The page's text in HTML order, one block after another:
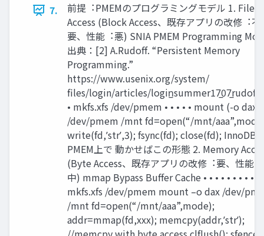
7.
前提︓PMEMのプログラミングモデル 1. File
Access (Block Access、既存アプリの改修︓不
要、性能︓悪) SNIA PMEM Programming
出典：[2] A.Rudoﬀ. “Persistent Memory
Programming.”
https://www.usenix.org/system/
ﬁles/login/articles/
• mkfs.xfs /dev/pmem • • • • • mount (-o dax)
/dev/pmem /mnt fd=open(“/mnt/
write(fd,ʼstrʼ,3); fsync(fd); close(fd); InnoDB
PMEM上で 動かせばこの形態 2. Memory
(Byte Access、既存アプリの改修︓要、性能︓
中) mmap Bypass Buﬀer Cache • • • • • • • • •
mkfs.xfs /dev/pmem mount –o dax /dev/
/mnt fd=open(“/mnt/aaa”,mode);
addr=mmap(fd,xxx); memcpy(addr,ʼstrʼ);